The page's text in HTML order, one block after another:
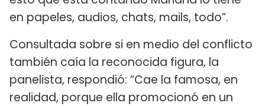
en papeles, audios, chats, mails, todo”.
Consultada sobre si en medio del conflicto
también caía la reconocida figura, la
panelista, respondió: “Cae la famosa, en
realidad, porque ella promocionó en un